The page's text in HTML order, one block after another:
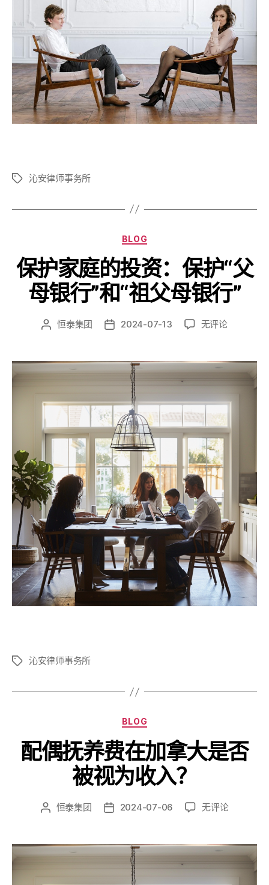
沁安律师事务所
BLOG
保护家庭的投资：保护“父
母银行”和“祖父母银行”
恒泰集团 2024-07-13 无评论
沁安律师事务所
BLOG
配偶抚养费在加拿大是否
被视为收入？
恒泰集团 2024-07-06 无评论